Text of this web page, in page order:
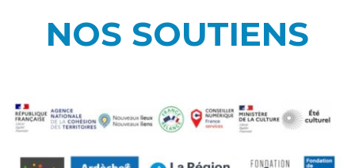
NOS SOUTIENS